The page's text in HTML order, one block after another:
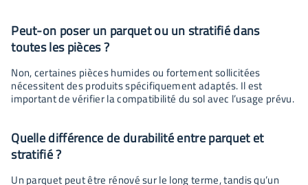
Peut-on poser un parquet ou un stratifié dans
toutes les pièces ?
Non, certaines pièces humides ou fortement sollicitées
nécessitent des produits spécifiquement adaptés. Il est
important de vérifier la compatibilité du sol avec l’usage prévu.
Quelle différence de durabilité entre parquet et
stratifié ?
Un parquet peut être rénové sur le long terme, tandis qu’un